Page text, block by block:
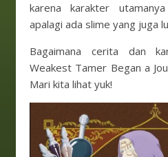
karena karakter
apalagi ada slime yang juga
Bagaimana cerita dan
Weakest Tamer Began a
Mari kita lihat yuk!